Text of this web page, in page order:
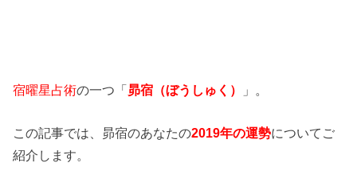
宿曜星占術の一つ「昴宿（ぼうしゅく） 」。
この記事では、昴宿のあなたの2019年の運勢についてご
紹介します。